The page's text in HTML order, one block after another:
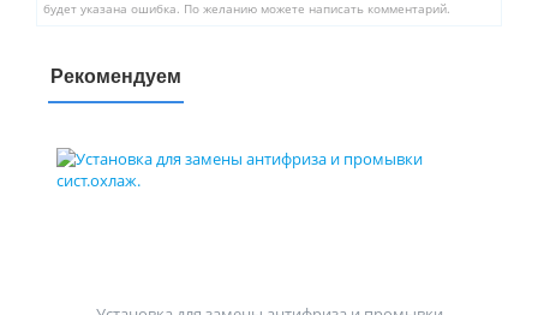
будет указана ошибка. По желанию можете написать комментарий.
Рекомендуем